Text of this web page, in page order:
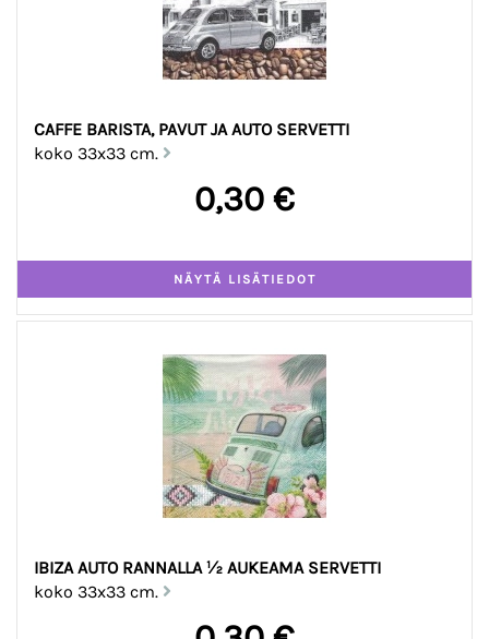
CAFFE BARISTA, PAVUT JA AUTO SERVETTI
koko 33x33 cm.
0,30 €
IBIZA AUTO RANNALLA ½ AUKEAMA SERVETTI
koko 33x33 cm.